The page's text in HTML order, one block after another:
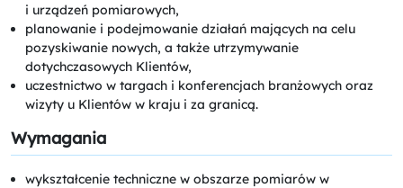
i urządzeń pomiarowych,
planowanie i podejmowanie działań mających na celu
pozyskiwanie nowych, a także utrzymywanie
dotychczasowych Klientów,
uczestnictwo w targach i konferencjach branżowych oraz
wizyty u Klientów w kraju i za granicą.
Wymagania
wykształcenie techniczne w obszarze pomiarów w